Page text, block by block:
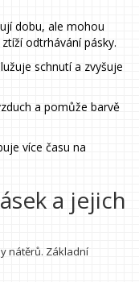
dobu, ale mohou
odtrhávání pásky.
schnutí a zvyšuje
a pomůže barvě
více času na
a jejich
nátěrů. Základní